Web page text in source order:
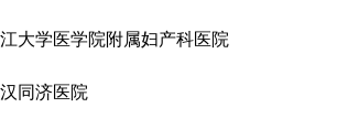
大学医学院附属妇产科医院
同济医院